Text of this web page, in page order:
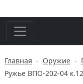
Главная - Оружие -
Ружье ВПО-202-04